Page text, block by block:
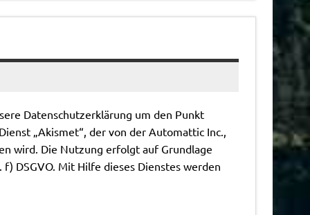
Datenschutzerklärung um den Punkt
„Akismet“, der von der Automattic Inc.,
wird. Die Nutzung erfolgt auf Grundlage
DSGVO. Mit Hilfe dieses Dienstes werden